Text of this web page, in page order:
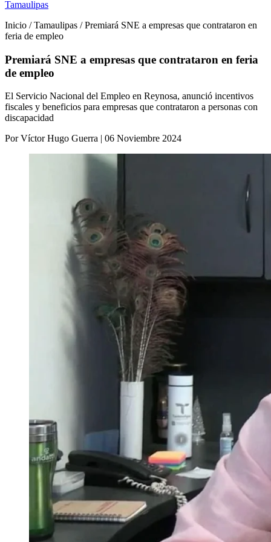
Tamaulipas
Inicio / Tamaulipas / Premiará SNE a empresas que contrataron en
feria de empleo
Premiará SNE a empresas que contrataron en feria
de empleo
El Servicio Nacional del Empleo en Reynosa, anunció incentivos
fiscales y beneficios para empresas que contrataron a personas con
discapacidad
Por Víctor Hugo Guerra | 06 Noviembre 2024